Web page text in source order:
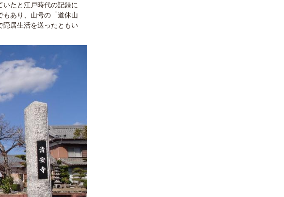
たと江戸時代の記録に
もあり、山号の「道休山
隠居生活を送ったともい